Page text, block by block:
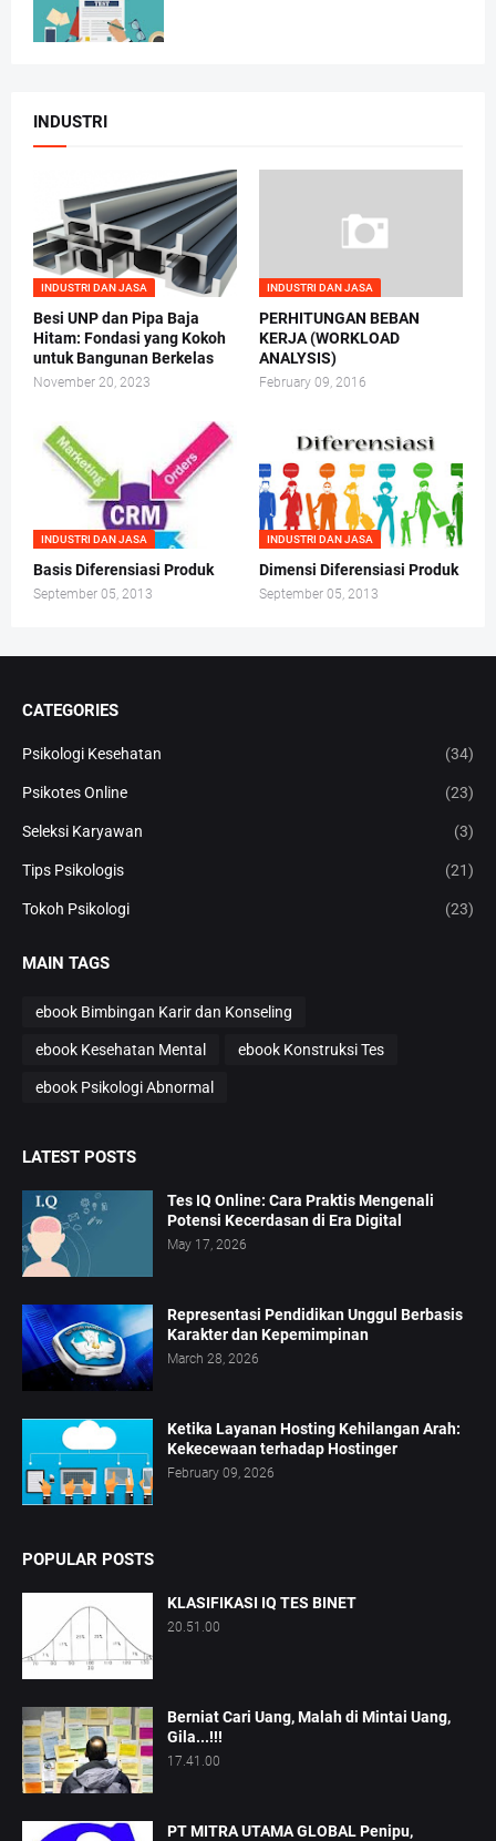
INDUSTRI
INDUSTRI DAN JASA
Besi UNP dan Pipa Baja
Hitam: Fondasi yang Kokoh
untuk Bangunan Berkelas
November 20, 2023
INDUSTRI DAN JASA
PERHITUNGAN BEBAN
KERJA (WORKLOAD
ANALYSIS)
February 09, 2016
INDUSTRI DAN JASA
Basis Diferensiasi Produk
September 05, 2013
INDUSTRI DAN JASA
Dimensi Diferensiasi Produk
September 05, 2013
CATEGORIES
Psikologi Kesehatan (34)
Psikotes Online (23)
Seleksi Karyawan (3)
Tips Psikologis (21)
Tokoh Psikologi (23)
MAIN TAGS
ebook Bimbingan Karir dan Konseling
ebook Kesehatan Mental ebook Konstruksi Tes
ebook Psikologi Abnormal
LATEST POSTS
Tes IQ Online: Cara Praktis Mengenali
Potensi Kecerdasan di Era Digital
May 17, 2026
Representasi Pendidikan Unggul Berbasis
Karakter dan Kepemimpinan
March 28, 2026
Ketika Layanan Hosting Kehilangan Arah:
Kekecewaan terhadap Hostinger
February 09, 2026
POPULAR POSTS
KLASIFIKASI IQ TES BINET
20.51.00
Berniat Cari Uang, Malah di Mintai Uang,
Gila...!!!
17.41.00
PT MITRA UTAMA GLOBAL Penipu,